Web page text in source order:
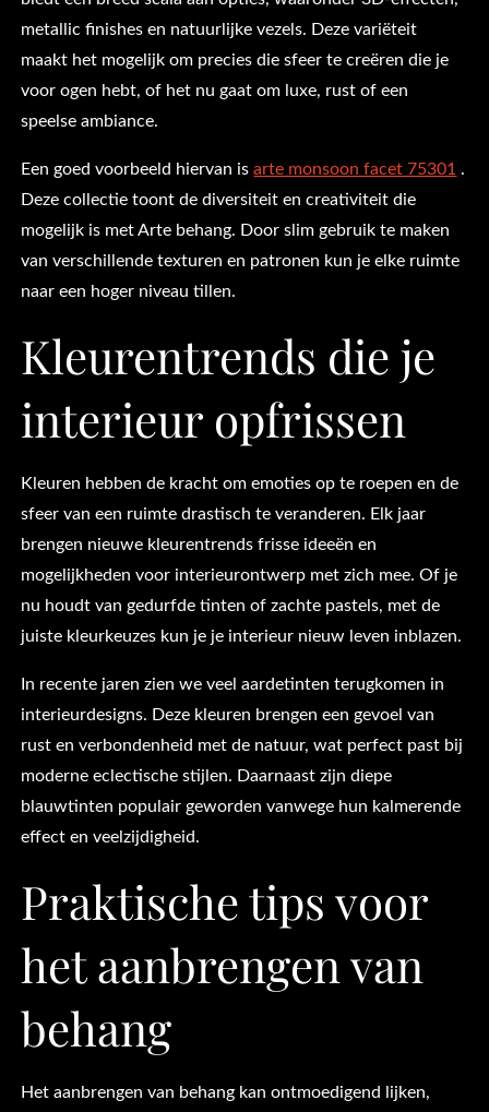
metallic finishes en natuurlijke vezels. Deze variëteit
maakt het mogelijk om precies die sfeer te creëren die je
voor ogen hebt, of het nu gaat om luxe, rust of een
speelse ambiance.
Een goed voorbeeld hiervan isarte monsoon facet 75301 .
Deze collectie toont de diversiteit en creativiteit die
mogelijk is met Arte behang. Door slim gebruik te maken
van verschillende texturen en patronen kun je elke ruimte
naar een hoger niveau tillen.
Kleurentrends die je
interieur opfrissen
Kleuren hebben de kracht om emoties op te roepen en de
sfeer van een ruimte drastisch te veranderen. Elk jaar
brengen nieuwe kleurentrends frisse ideeën en
mogelijkheden voor interieurontwerp met zich mee. Of je
nu houdt van gedurfde tinten of zachte pastels, met de
juiste kleurkeuzes kun je je interieur nieuw leven inblazen.
In recente jaren zien we veel aardetinten terugkomen in
interieurdesigns. Deze kleuren brengen een gevoel van
rust en verbondenheid met de natuur, wat perfect past bij
moderne eclectische stijlen. Daarnaast zijn diepe
blauwtinten populair geworden vanwege hun kalmerende
effect en veelzijdigheid.
Praktische tips voor
het aanbrengen van
behang
Het aanbrengen van behang kan ontmoedigend lijken,